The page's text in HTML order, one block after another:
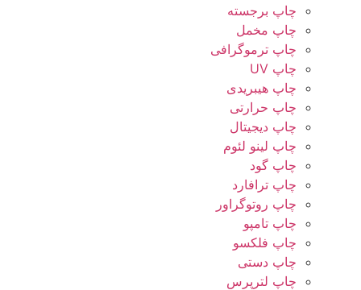
چاپ برجسته
چاپ مخمل
چاپ ترموگرافی
چاپ UV
چاپ هیبریدی
چاپ حرارتی
چاپ دیجیتال
چاپ لینو لئوم
چاپ گود
چاپ ترافارد
چاپ روتوگراور
چاپ تامپو
چاپ فلکسو
چاپ دستی
چاپ لترپرس